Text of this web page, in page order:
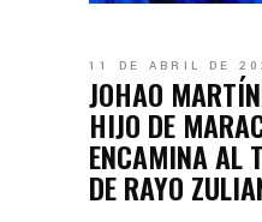
11 DE ABRIL DE
JOHAO
HIJO DE
ENCAMINA AL
DE RAYO